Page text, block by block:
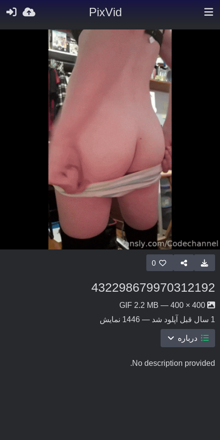
PixVid
0
432298679970312192
400 × 400 — GIF 2.2 MB
آپلود شد — 1446 نمایش
درباره
No description provided.